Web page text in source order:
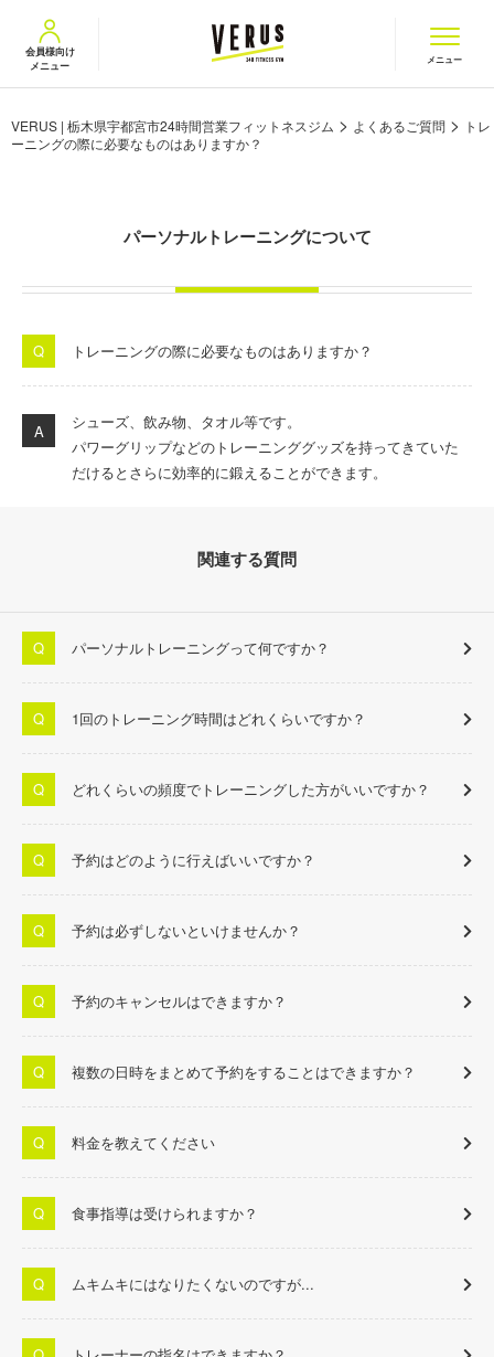
VERUS ヴェルス
会員様向け
メニュー
メニュー
VERUS | 栃木県宇都宮市24時間営業フィットネスジム > よくあるご質問 > トレ
ーニングの際に必要なものはありますか？
パーソナルトレーニングについて
トレーニングの際に必要なものはありますか？
シューズ、飲み物、タオル等です。
パワーグリップなどのトレーニンググッズを持ってきていた
だけるとさらに効率的に鍛えることができます。
関連する質問
パーソナルトレーニングって何ですか？
1回のトレーニング時間はどれくらいですか？
どれくらいの頻度でトレーニングした方がいいですか？
予約はどのように行えばいいですか？
予約は必ずしないといけませんか？
予約のキャンセルはできますか？
複数の日時をまとめて予約をすることはできますか？
料金を教えてください
食事指導は受けられますか？
ムキムキにはなりたくないのですが...